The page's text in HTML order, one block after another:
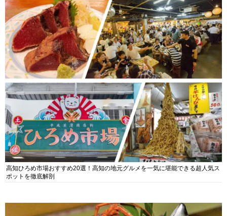
高知ひろめ市場おすすめ20選！高知の地元グルメを一気に堪能できる超人気ス
ポットを徹底解剖